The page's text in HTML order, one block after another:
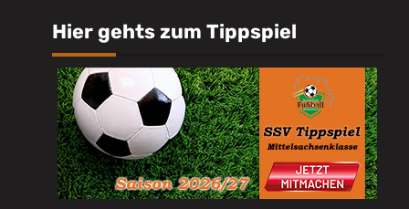
Hier gehts zum Tippspiel